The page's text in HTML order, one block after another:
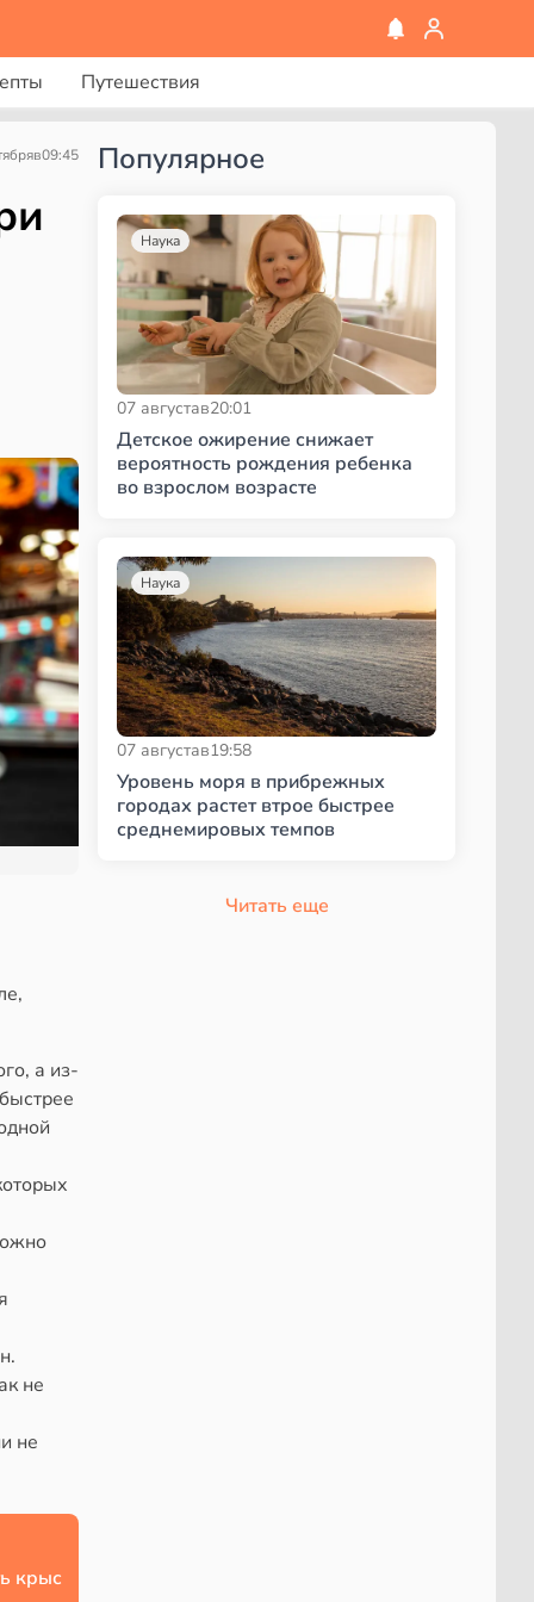
Путешествия
в09:45
а из-
не
не
крыс
Популярное
Наука
07 августав20:01
Детское ожирение снижает
вероятность рождения ребенка
во взрослом возрасте
Наука
07 августав19:58
Уровень моря в прибрежных
городах растет втрое быстрее
среднемировых темпов
Читать еще